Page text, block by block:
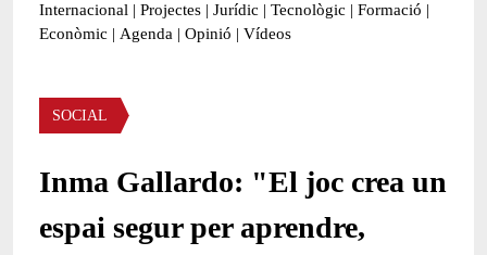
Internacional | Projectes | Jurídic | Tecnològic | Formació |
Econòmic | Agenda | Opinió | Vídeos
Àmbit de la notícia
SOCIAL
Inma Gallardo: "El joc crea un
espai segur per aprendre,